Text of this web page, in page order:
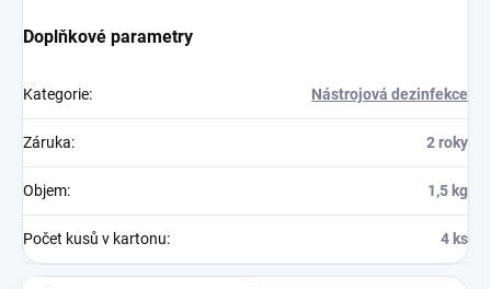
Doplňkové parametry
Kategorie: Nástrojová dezinfekce
Záruka: 2 roky
Objem: 1,5 kg
Počet kusů v kartonu: 4 ks